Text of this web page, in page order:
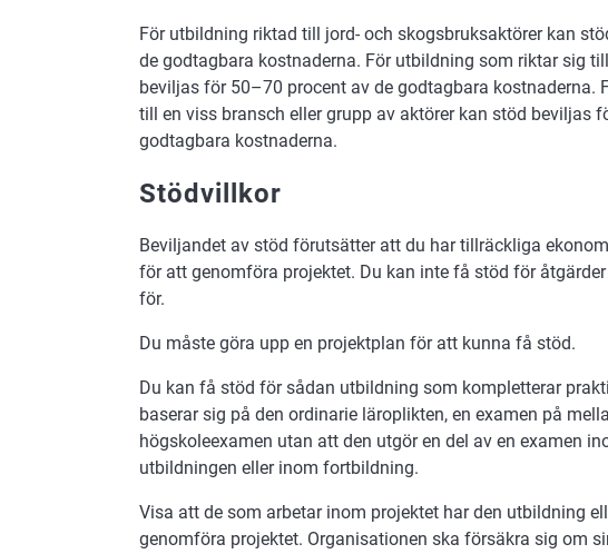
För utbildning riktad till jord- och skogsbruksaktörer kan
de godtagbara kostnaderna. För utbildning som riktar sig
beviljas för 50–70 procent av de godtagbara kostnaderna.
till en viss bransch eller grupp av aktörer kan stöd beviljas
godtagbara kostnaderna.
Stödvillkor
Beviljandet av stöd förutsätter att du har tillräckliga
för att genomföra projektet. Du kan inte få stöd för
för.
Du måste göra upp en projektplan för att kunna få stöd.
Du kan få stöd för sådan utbildning som kompletterar
baserar sig på den ordinarie läroplikten, en examen på
högskoleexamen utan att den utgör en del av en examen
utbildningen eller inom fortbildning.
Visa att de som arbetar inom projektet har den utbildning
genomföra projektet. Organisationen ska försäkra sig om